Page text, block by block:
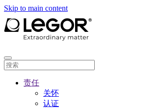
Skip to main content
责任
关怀
认证